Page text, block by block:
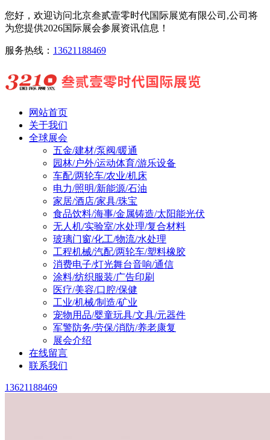
您好，欢迎访问北京叁贰壹零时代国际展览有限公司,公司将
为您提供2026国际展会参展资讯信息！
服务热线： 13621188469
网站首页
关于我们
全球展会
五金/建材/泵阀/暖通
园林/户外/运动体育/游乐设备
车配/两轮车/农业/机床
电力/照明/新能源/石油
家居/酒店/家具/珠宝
食品饮料/海事/金属铸造/太阳能光伏
无人机/实验室/水处理/复合材料
玻璃门窗/化工/物流/水处理
工程机械/汽配/两轮车/塑料橡胶
消费电子/灯光舞台音响/通信
涂料/纺织服装/广告印刷
医疗/美容/口腔/保健
工业/机械/制造/矿业
宠物用品/婴童玩具/文具/元器件
军警防务/劳保/消防/养老康复
展会介绍
在线留言
联系我们
13621188469